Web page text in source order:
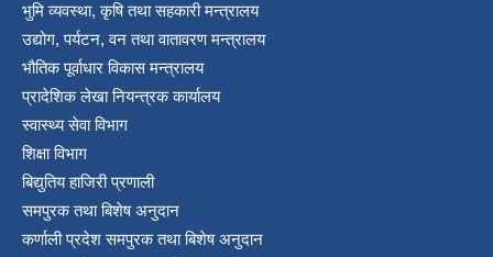
भुमि व्यवस्था, कृषि तथा सहकारी मन्त्रालय
उद्योग, पर्यटन, वन तथा वातावरण मन्त्रालय
भौतिक पूर्वाधार विकास मन्त्रालय
प्रादेशिक लेखा नियन्त्रक कार्यालय
स्वास्थ्य सेवा विभाग
शिक्षा विभाग
बिद्युतिय हाजिरी प्रणाली
समपुरक तथा बिशेष अनुदान
कर्णाली प्रदेश समपुरक तथा बिशेष अनुदान